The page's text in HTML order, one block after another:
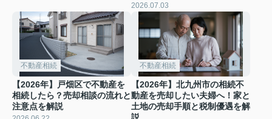
2026.07.03
不動産相続
【2026年】戸畑区で不動産を
相続したら？売却相談の流れと
注意点を解説
不動産相続
【2026年】北九州市の相続不
動産を売却したい夫婦へ！家と
土地の売却手順と税制優遇を解